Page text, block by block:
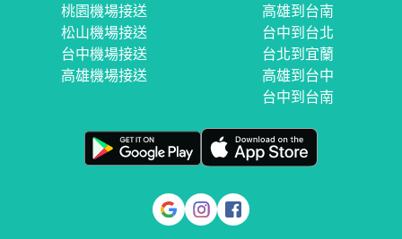
桃園機場接送
松山機場接送
台中機場接送
高雄機場接送
高雄到台南
台中到台北
台北到宜蘭
高雄到台中
台中到台南